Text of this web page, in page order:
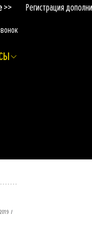
Регистрация
2019 /